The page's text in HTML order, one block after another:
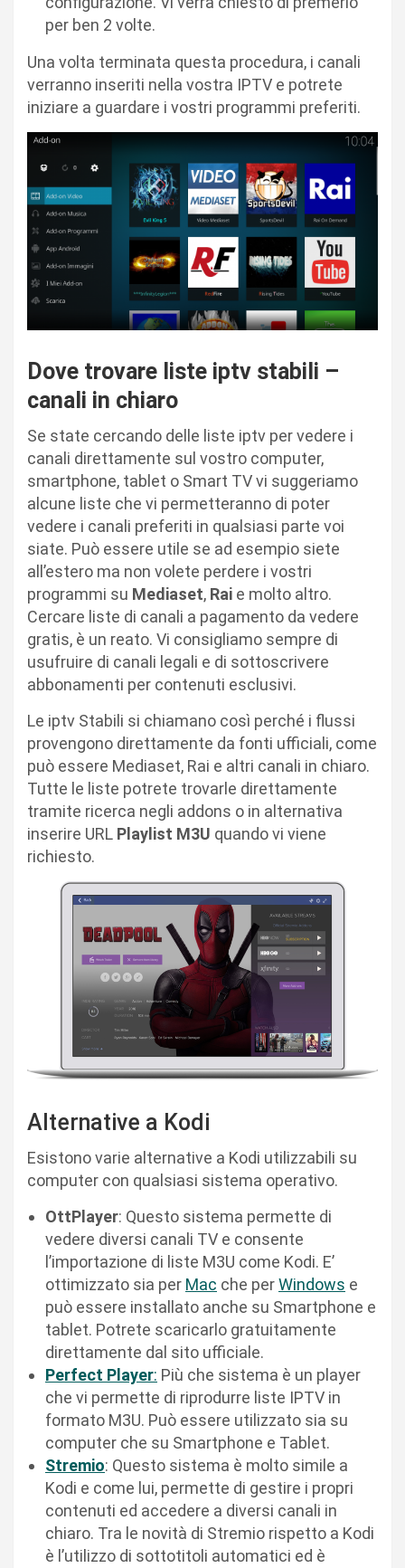
per ben 2 volte.
Una volta terminata questa procedura, i canali
verranno inseriti nella vostra IPTV e potrete
iniziare a guardare i vostri programmi preferiti.
Dove trovare liste iptv stabili –
canali in chiaro
Se state cercando delle liste iptv per vedere i
canali direttamente sul vostro computer,
smartphone, tablet o Smart TV vi suggeriamo
alcune liste che vi permetteranno di poter
vedere i canali preferiti in qualsiasi parte voi
siate. Può essere utile se ad esempio siete
all’estero ma non volete perdere i vostri
programmi su Mediaset, Rai e molto altro.
Cercare liste di canali a pagamento da vedere
gratis, è un reato. Vi consigliamo sempre di
usufruire di canali legali e di sottoscrivere
abbonamenti per contenuti esclusivi.
Le iptv Stabili si chiamano così perché i flussi
provengono direttamente da fonti ufficiali, come
può essere Mediaset, Rai e altri canali in chiaro.
Tutte le liste potrete trovarle direttamente
tramite ricerca negli addons o in alternativa
inserire URL Playlist M3U quando vi viene
richiesto.
Alternative a Kodi
Esistono varie alternative a Kodi utilizzabili su
computer con qualsiasi sistema operativo.
OttPlayer: Questo sistema permette di
vedere diversi canali TV e consente
l’importazione di liste M3U come Kodi. E’
ottimizzato sia per Mac che perWindows e
può essere installato anche su Smartphone e
tablet. Potrete scaricarlo gratuitamente
direttamente dal sito ufficiale.
Perfect Player: Più che sistema è un player
che vi permette di riprodurre liste IPTV in
formato M3U. Può essere utilizzato sia su
computer che su Smartphone e Tablet.
Stremio: Questo sistema è molto simile a
Kodi e come lui, permette di gestire i propri
contenuti ed accedere a diversi canali in
chiaro. Tra le novità di Stremio rispetto a Kodi
è l’utilizzo di sottotitoli automatici ed è